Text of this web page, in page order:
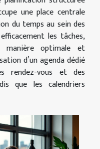
une place centrale
du temps au sein des
les tâches,
manière optimale et
d’un agenda dédié
rendez-vous et des
que les calendriers